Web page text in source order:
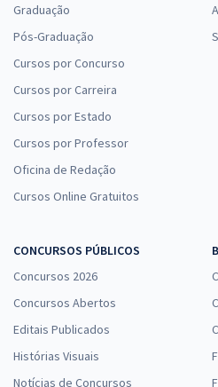
Graduação
Pós-Graduação
Cursos por Concurso
Cursos por Carreira
Cursos por Estado
Cursos por Professor
Oficina de Redação
Cursos Online Gratuitos
CONCURSOS PÚBLICOS
Concursos 2026
Concursos Abertos
Editais Publicados
Histórias Visuais
Notícias de Concursos